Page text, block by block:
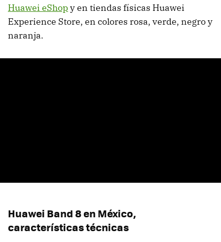
Huawei eShopy en tiendas físicas Huawei
Experience Store, en colores rosa, verde, negro y
naranja.
Huawei Band 8 en México,
características técnicas